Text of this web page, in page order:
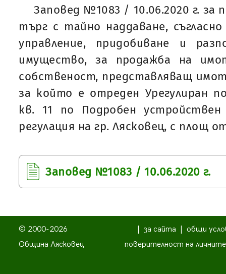
Заповед №1083 / 10.06.2020 г. за
търг с тайно наддаване,
управление, придобиване и
имущество, за продажба на
собственост, представляващ
за който е отреден Урегулиран
кв. 11 по Подробен
регулация на гр. Лясковец, с площ
Заповед №1083 / 10.06.2020 г.
© 2000-2026
Община Лясковец
за сайта
общи
поверителност на